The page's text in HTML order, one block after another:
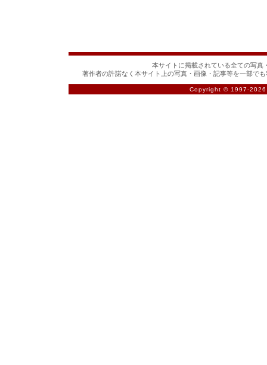
本サイトに掲載されている全ての写真
著作者の許諾なく本サイト上の写真・画像・記事等を一部で
Copyright © 1997-